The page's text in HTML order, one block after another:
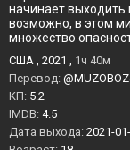
начинает выходить
возможно, в этом
множество
США , 2021 , 1ч 40м
Перевод:
KП: 5.2
IMDB: 4.5
Дата выхода: 2021-